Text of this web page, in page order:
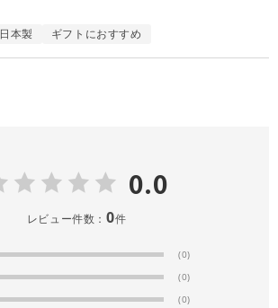
日本製 ギフトにおすすめ
0.0
レビュー件数： 0件
(0)
(0)
(0)